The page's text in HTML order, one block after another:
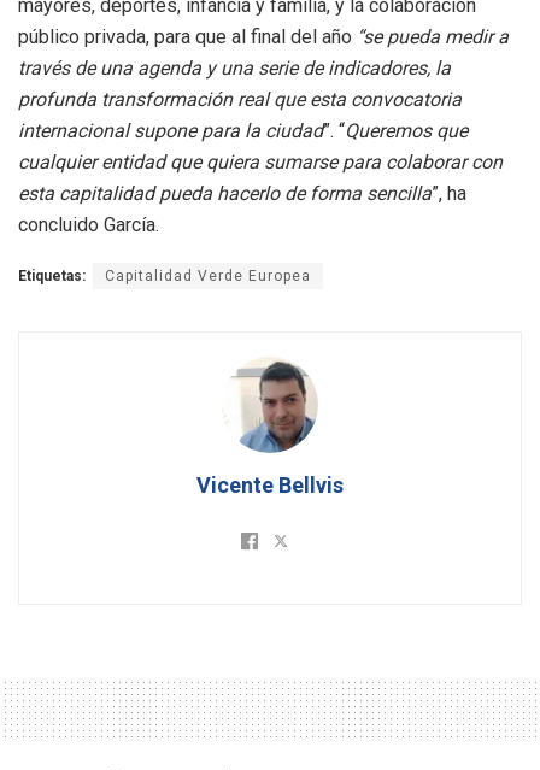
mayores, deportes, infancia y familia, y la colaboración
público privada, para que al final del año “se pueda medir a
través de una agenda y una serie de indicadores, la
profunda transformación real que esta convocatoria
internacional supone para la ciudad”. “Queremos que
cualquier entidad que quiera sumarse para colaborar con
esta capitalidad pueda hacerlo de forma sencilla”, ha
concluido García.
Etiquetas: Capitalidad Verde Europea
Vicente Bellvis